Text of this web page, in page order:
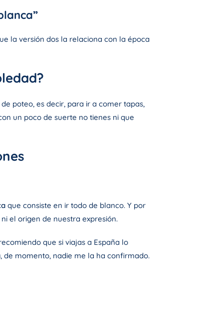
la versión dos la relaciona con la época
poteo, es decir, para ir a comer tapas,
un poco de suerte no tienes ni que
que consiste en ir todo de blanco. Y por
el origen de nuestra expresión.
que si viajas a España lo
, de momento, nadie me la ha confirmado.